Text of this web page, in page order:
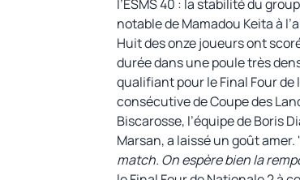
l’ESMS 40 : la stabilité du
notable de Mamadou Keita à
Huit des onze joueurs ont
durée dans une poule très
qualifiant pour le Final Four
consécutive de Coupe des
Biscarosse, l’équipe de Boris
Marsan, a laissé un goût amer.
match. On espère bien la